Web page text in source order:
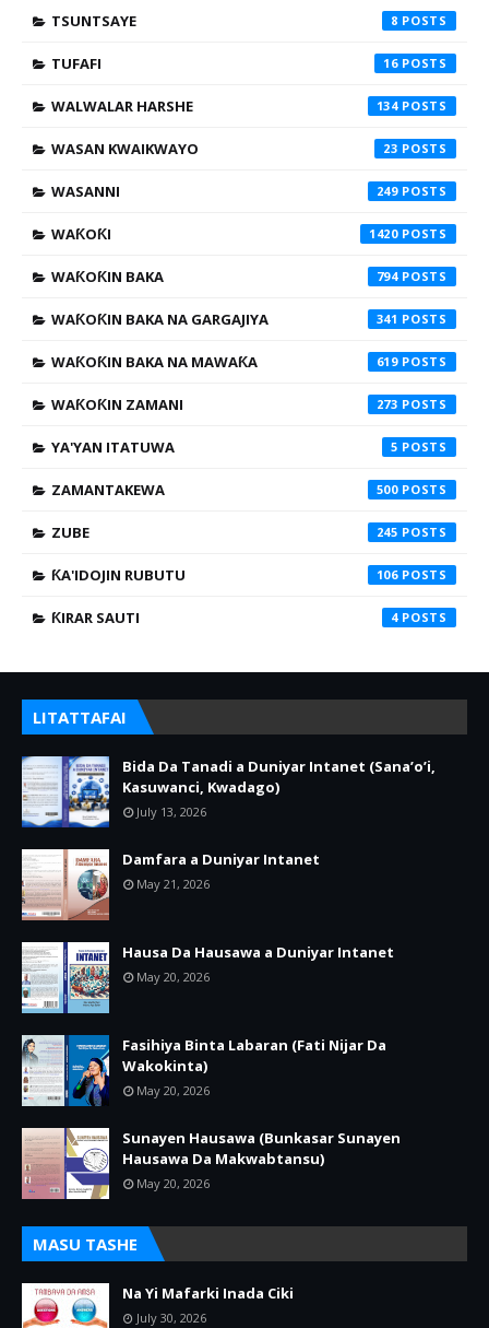
TSUNTSAYE 8
TUFAFI 16
WALWALAR HARSHE 134
WASAN KWAIKWAYO 23
WASANNI 249
WAƘOƘI 1420
WAƘOƘIN BAKA 794
WAƘOƘIN BAKA NA GARGAJIYA 341
WAƘOƘIN BAKA NA MAWAƘA 619
WAƘOƘIN ZAMANI 273
YA'YAN ITATUWA 5
ZAMANTAKEWA 500
ZUBE 245
ƘA'IDOJIN RUBUTU 106
ƘIRAR SAUTI 4
LITATTAFAI
Bida Da Tanadi a Duniyar Intanet (Sana’o’i,
Kasuwanci, Kwadago)
July 13, 2026
Damfara a Duniyar Intanet
May 21, 2026
Hausa Da Hausawa a Duniyar Intanet
May 20, 2026
Fasihiya Binta Labaran (Fati Nijar Da
Wakokinta)
May 20, 2026
Sunayen Hausawa (Bunkasar Sunayen
Hausawa Da Makwabtansu)
May 20, 2026
MASU TASHE
Na Yi Mafarki Inada Ciki
July 30, 2026